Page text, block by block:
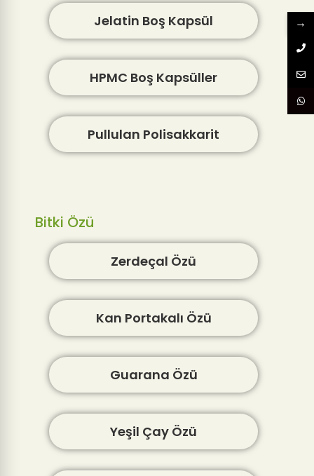
Jelatin Boş Kapsül
HPMC Boş Kapsüller
Pullulan Polisakkarit
Bitki Özü
Zerdeçal Özü
Kan Portakalı Özü
Guarana Özü
Yeşil Çay Özü
→